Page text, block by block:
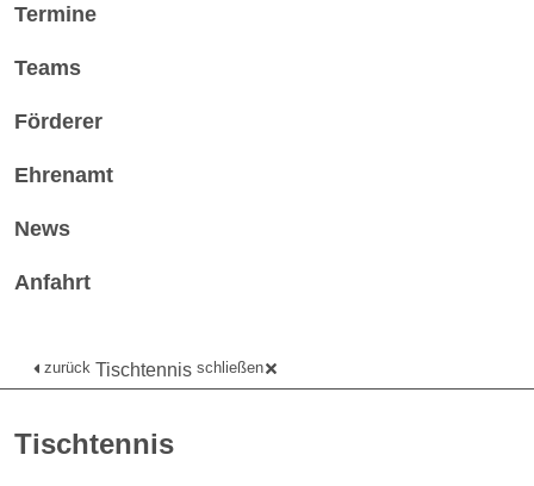
Termine
Teams
Förderer
Ehrenamt
News
Anfahrt
zurück Tischtennis schließen
Tischtennis